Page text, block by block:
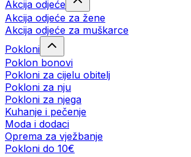
Akcija odjeće
Akcija odjeće za žene
Akcija odjeće za muškarce
Pokloni
Poklon bonovi
Pokloni za cijelu obitelj
Pokloni za nju
Pokloni za njega
Kuhanje i pečenje
Moda i dodaci
Oprema za vježbanje
Pokloni do 10€